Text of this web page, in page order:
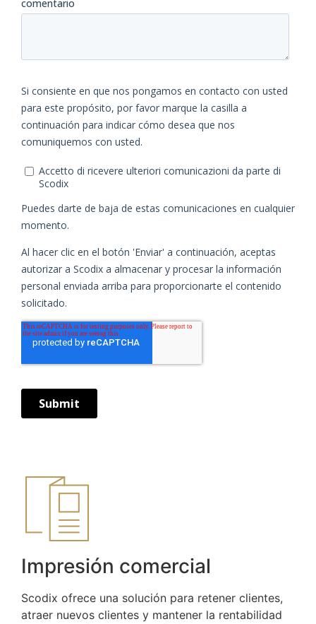
Impresión comercial
Scodix ofrece una solución para retener clientes,
atraer nuevos clientes y mantener la rentabilidad